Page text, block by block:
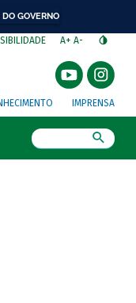
DO GOVERNO
A+ A-
IMPRENSA